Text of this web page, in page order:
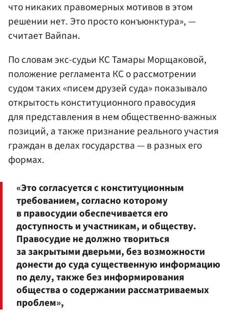
что никаких правомерных мотивов в этом
решении нет. Это просто конъюнктура», —
считает Вайпан.
По словам экс-судьи КС Тамары Морщаковой,
положение регламента КС о рассмотрении
судом таких «писем друзей суда» показывало
открытость конституционного правосудия
для представления в нем общественно-важных
позиций, а также признание реального участия
граждан в делах государства — в разных его
формах.
«Это согласуется с конституционным
требованием, согласно которому
в правосудии обеспечивается его
доступность и участникам, и обществу.
Правосудие не должно твориться
за закрытыми дверьми, без возможности
донести до суда существенную информацию
по делу, также без информирования
общества о содержании рассматриваемых
проблем»,